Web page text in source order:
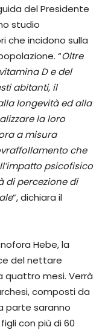
del Presidente
studio
che incidono sulla
“Oltre
D e del
abitanti, il
longevità ed alla
la loro
a misura
che
psicofisico
di percezione di
”, dichiara il
Hebe, la
del nettare
quattro mesi. Verrà
composti da
parte saranno
con più di 60